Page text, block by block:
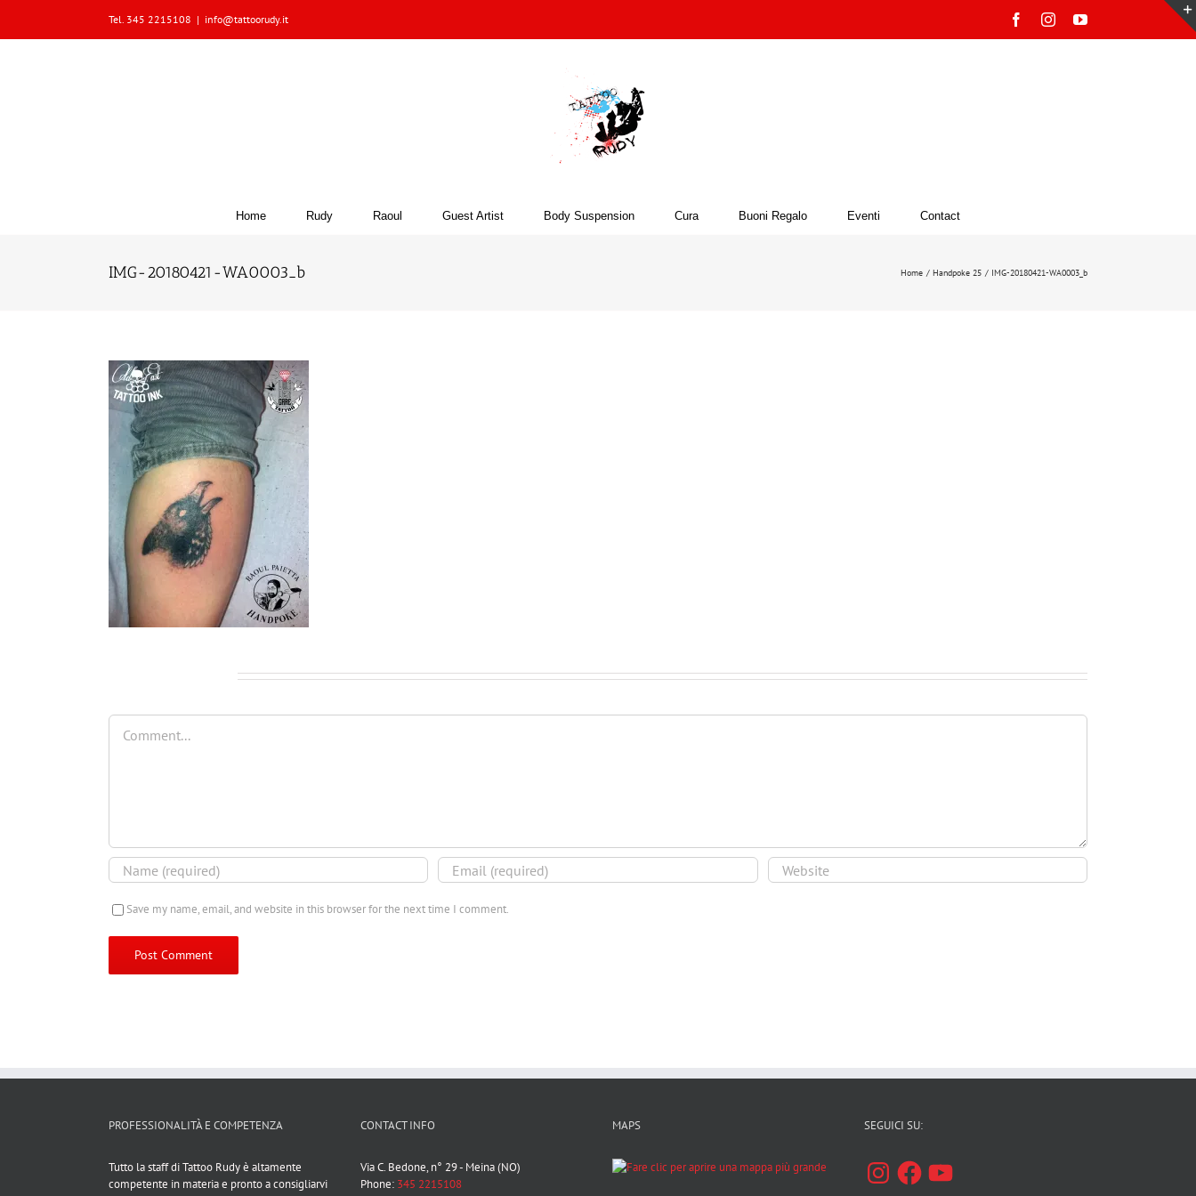
content
Tel. 345 2215108 | info@tattoorudy.it FacebookInstagramYouTube
Home Rudy Raoul Guest Artist Body Suspension Cura Buoni Regalo Eventi Contact
IMG-20180421-WA0003_b Home Handpoke 25 IMG-20180421-WA0003_b
Comment
Save my name, email, and website in this browser for the next time I comment.
PROFESSIONALITÀ E COMPETENZA
Tutto la staff di Tattoo Rudy è altamente
competente in materia e pronto a consigliarvi
CONTACT INFO
Via C. Bedone, n° 29 - Meina (NO)
Phone: 345 2215108
MAPS SEGUICI SU:
InstagramFacebookYouTube